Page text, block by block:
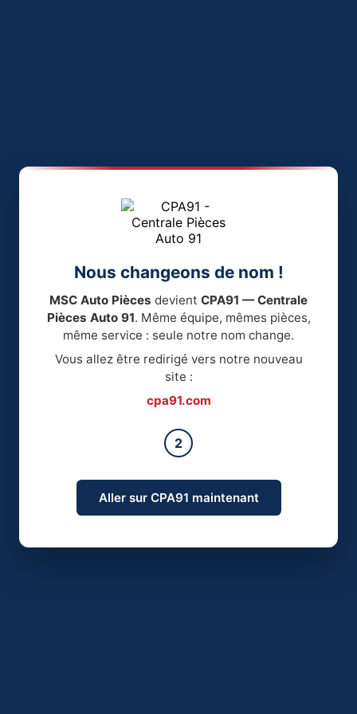
Nous changeons de nom !
MSC Auto Pièces devient CPA91 — Centrale
Pièces Auto 91. Même équipe, mêmes pièces,
même service : seule notre nom change.
Vous allez être redirigé vers notre nouveau
site :
cpa91.com
2
Aller sur CPA91 maintenant